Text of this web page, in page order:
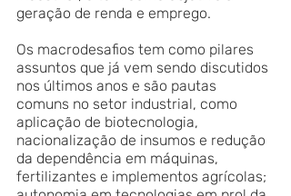
geração de renda e emprego.
Os macrodesafios tem como pilares
assuntos que já vem sendo discutidos
nos últimos anos e são pautas
comuns no setor industrial, como
aplicação de biotecnologia,
nacionalização de insumos e redução
da dependência em máquinas,
fertilizantes e implementos agrícolas;